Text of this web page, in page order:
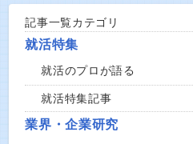
記事一覧カテゴリ
就活特集
就活のプロが語る
就活特集記事
業界・企業研究